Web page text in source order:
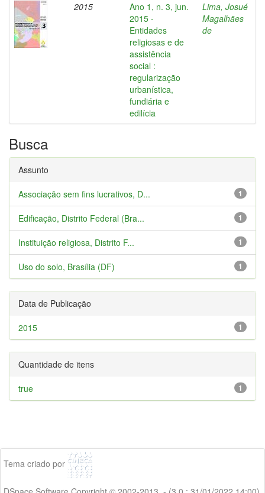
2015
Ano 1, n. 3, jun.
2015 -
Entidades
religiosas e de
assistência
social :
regularização
urbanística,
fundiária e
edilícia
Lima, Josué
Magalhães
de
Busca
Assunto
1
Associação sem fins lucrativos, D...
1
Edificação, Distrito Federal (Bra...
1
Instituição religiosa, Distrito F...
1
Uso do solo, Brasília (DF)
Data de Publicação
1
2015
Quantidade de itens
1
true
Tema criado por